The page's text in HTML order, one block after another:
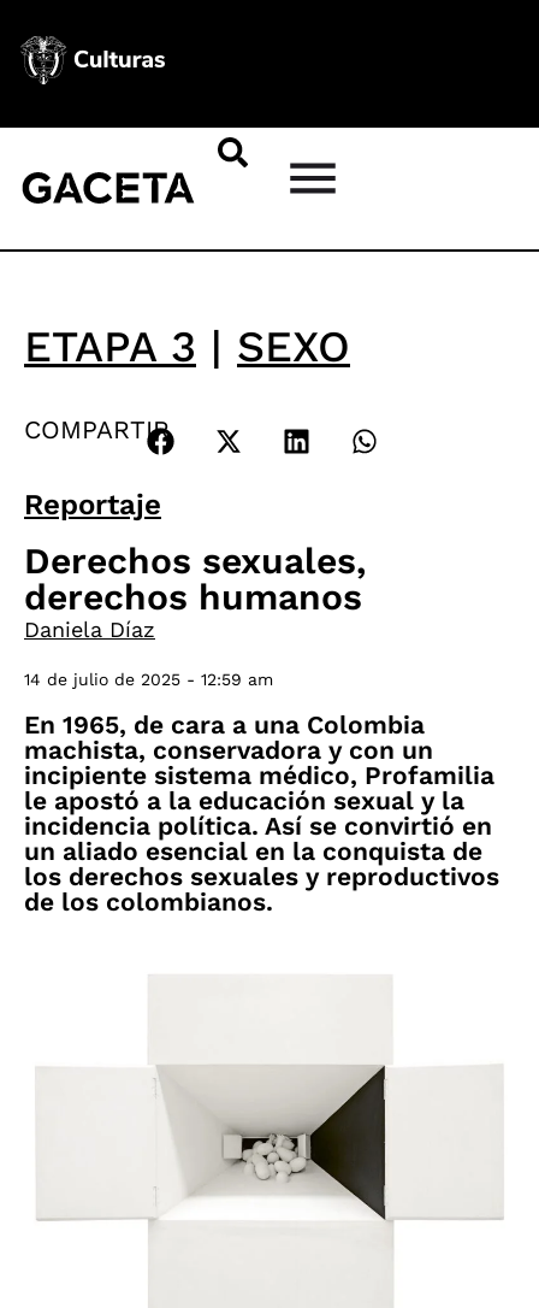
ETAPA 3 | SEXO
COMPARTIR
Reportaje
Derechos sexuales,
derechos humanos
Daniela Díaz
14 de julio de 2025 - 12:59 am
En 1965, de cara a una Colombia
machista, conservadora y con un
incipiente sistema médico, Profamilia
le apostó a la educación sexual y la
incidencia política. Así se convirtió en
un aliado esencial en la conquista de
los derechos sexuales y reproductivos
de los colombianos.